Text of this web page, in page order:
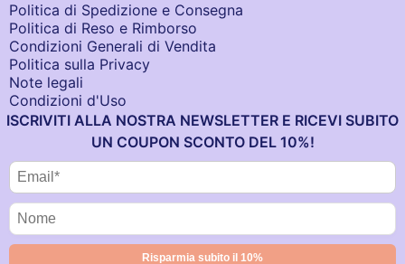
Politica di Spedizione e Consegna
Politica di Reso e Rimborso
Condizioni Generali di Vendita
Politica sulla Privacy
Note legali
Condizioni d'Uso
ISCRIVITI ALLA NOSTRA NEWSLETTER E RICEVI SUBITO
UN COUPON SCONTO DEL 10%!